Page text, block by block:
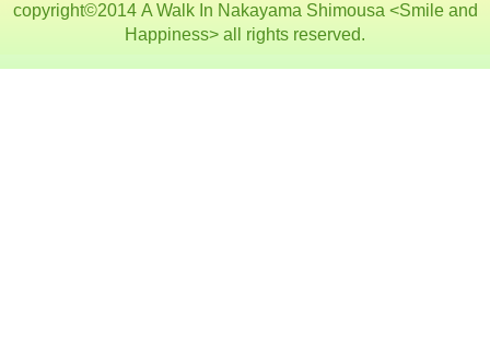
copyright©2014 A Walk In Nakayama Shimousa <Smile and
Happiness> all rights reserved.